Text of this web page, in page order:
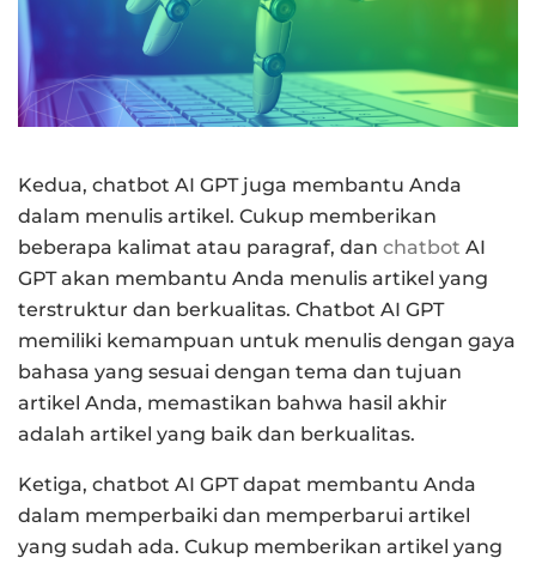
Kedua, chatbot AI GPT juga membantu Anda
dalam menulis artikel. Cukup memberikan
beberapa kalimat atau paragraf, dan chatbot AI
GPT akan membantu Anda menulis artikel yang
terstruktur dan berkualitas. Chatbot AI GPT
memiliki kemampuan untuk menulis dengan gaya
bahasa yang sesuai dengan tema dan tujuan
artikel Anda, memastikan bahwa hasil akhir
adalah artikel yang baik dan berkualitas.
Ketiga, chatbot AI GPT dapat membantu Anda
dalam memperbaiki dan memperbarui artikel
yang sudah ada. Cukup memberikan artikel yang